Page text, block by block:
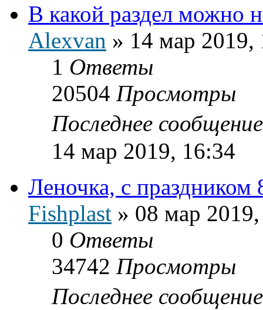
В какой раздел можно
Alexvan » 14 мар 2019,
1 Ответы
20504 Просмотры
Последнее
14 мар 2019, 16:34
Леночка, с праздником
Fishplast » 08 мар
0 Ответы
34742 Просмотры
Последнее